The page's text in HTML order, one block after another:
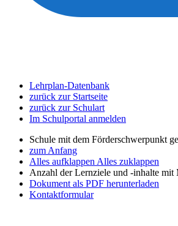
Lehrplan-Datenbank
zurück zur Startseite
zurück zur Schulart
Im Schulportal anmelden
Schule mit dem Förderschwerpunkt
zum Anfang
Alles aufklappen Alles zuklappen
Anzahl der Lernziele und -inhalte mit
Dokument als PDF herunterladen
Kontaktformular